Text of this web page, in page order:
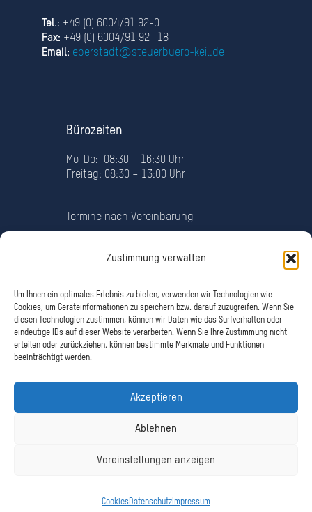
Zustimmung verwalten
Um Ihnen ein optimales Erlebnis zu bieten, verwenden wir Technologien wie
Cookies, um Geräteinformationen zu speichern bzw. darauf zuzugreifen. Wenn Sie
diesen Technologien zustimmen, können wir Daten wie das Surfverhalten oder
eindeutige IDs auf dieser Website verarbeiten. Wenn Sie Ihre Zustimmung nicht
erteilen oder zurückziehen, können bestimmte Merkmale und Funktionen
beeinträchtigt werden.
Akzeptieren
Ablehnen
Voreinstellungen anzeigen
CookiesDatenschutz Impressum
Tel.: +49 (0) 6004/91 92-0
Fax: +49 (0) 6004/91 92 -18
Email: eberstadt@steuerbuero-keil.de
Bürozeiten
Mo-Do: 08:30 – 16:30 Uhr
Freitag: 08:30 – 13:00 Uhr
Termine nach Vereinbarung
Interessante Links
Steuerberatung
Bundessteuerberaterkammer
Steuerberaterkammer Hessen
Bundesministerium der Finanzen
Made with by Avalon Media